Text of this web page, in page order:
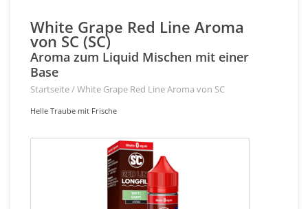
White Grape Red Line Aroma
von SC (SC)
Aroma zum Liquid Mischen mit einer
Base
Startseite/White Grape Red Line Aroma von SC
Helle Traube mit Frische